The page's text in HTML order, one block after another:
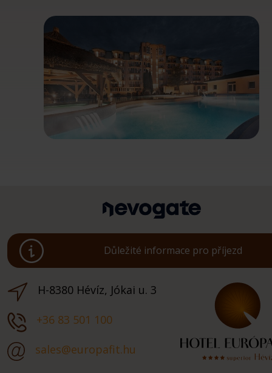
Důležité informace pro příjezd
H-8380 Hévíz, Jókai u. 3
+36 83 501 100
sales@europafit.hu